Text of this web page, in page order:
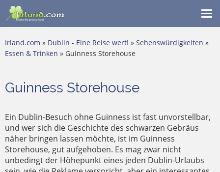
Irland.com » Dublin - Eine Reise wert! » Sehenswürdigkeiten »
Essen & Trinken » Guinness Storehouse
Guinness Storehouse
Ein Dublin-Besuch ohne Guinness ist fast unvorstellbar,
und wer sich die Geschichte des schwarzen Gebräus
näher bringen lassen möchte, ist im Guinness
Storehouse, gut aufgehoben. Es mag zwar nicht
unbedingt der Höhepunkt eines jeden Dublin-Urlaubs